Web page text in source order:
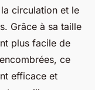
circulation et le
Grâce à sa taille
plus facile de
ce
efficace et